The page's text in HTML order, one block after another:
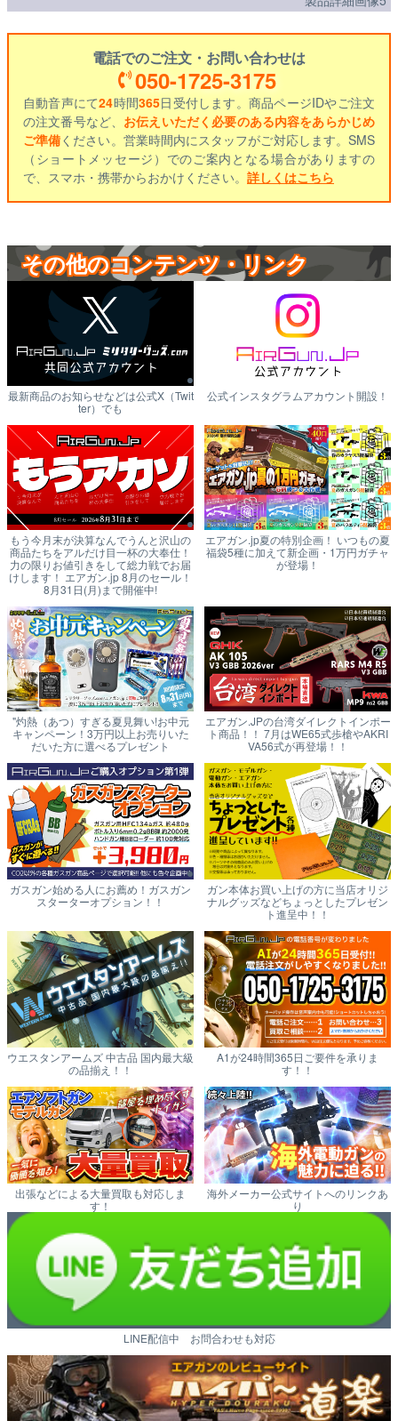
電話でのご注文・お問い合わせは
050-1725-3175
自動音声にて24時間365日受付します。商品ページIDやご注文
の注文番号など、 お伝えいただく必要のある内容をあらかじめ
ご準備ください。営業時間内にスタッフがご対応します。SMS
（ショートメッセージ）でのご案内となる場合がありますの
で、スマホ・携帯からおかけください。 詳しくはこちら
その他のコンテンツ・リンク
最新商品のお知らせなどは公式X（Twit
ter）でも
公式インスタグラムアカウント開設！
もう今月末が決算なんでうんと沢山の
商品たちをアルだけ目一杯の大奉仕！
力の限りお値引きをして総力戦でお届
けします！ エアガン.jp 8月のセール！
8月31日(月)まで開催中!
エアガン.jp夏の特別企画！ いつもの夏
福袋5種に加えて新企画・1万円ガチャ
が登場！
"灼熱（あつ）すぎる夏見舞い!お中元
キャンペーン！3万円以上お売りいた
だいた方に選べるプレゼント
エアガン.JPの台湾ダイレクトインポー
ト商品！！ 7月はWE65式歩槍やAKRI
VA56式が再登場！！
ガスガン始める人にお薦め！ガスガン
スターターオプション！！
ガン本体お買い上げの方に当店オリジ
ナルグッズなどちょっとしたプレゼン
ト進呈中！！
ウエスタンアームズ 中古品 国内最大級
の品揃え！！
A1が24時間365日ご要件を承りま
す！！
出張などによる大量買取も対応しま
す！
海外メーカー公式サイトへのリンクあ
り
LINE配信中 お問合わせも対応